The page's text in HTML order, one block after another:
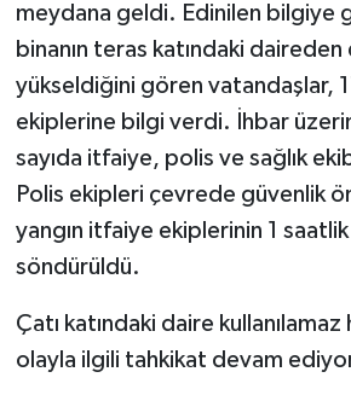
meydana geldi. Edinilen bilgiye
binanın teras katındaki daireden
yükseldiğini gören vatandaşlar,
ekiplerine bilgi verdi. İhbar
sayıda itfaiye, polis ve sağlık
Polis ekipleri çevrede güvenlik
yangın itfaiye ekiplerinin 1
söndürüldü.
Çatı katındaki daire
olayla ilgili tahkikat devam